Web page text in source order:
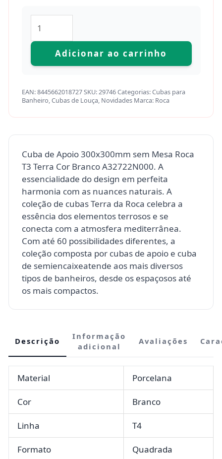
Adicionar ao carrinho
EAN:8445662018727SKU: 29746Categorias:Cubas para
Banheiro Cubas de Louça Novidades Marca: Roca
Cuba de Apoio 300x300mm sem Mesa Roca
T3 Terra Cor Branco A32722N000. A
essencialidade do design em perfeita
harmonia com as nuances naturais. A
coleção de cubas Terra da Roca celebra a
essência dos elementos terrosos e se
conecta com a atmosfera mediterrânea.
Com até 60 possibilidades diferentes, a
coleção composta por cubas de apoio e cuba
de semiencaixeatende aos mais diversos
tipos de banheiros, desde os espaçosos até
os mais compactos.
Descrição
Informação
adicional
Avaliações
Material Porcelana
Cor Branco
Linha T4
Formato Quadrada